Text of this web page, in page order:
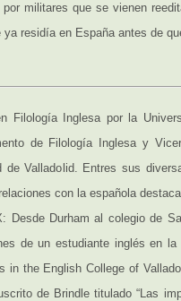
militares que se vienen
residía en España antes de
Filología Inglesa por la
de Filología Inglesa y
de Valladolid. Entres sus
con la española
Desde Durham al colegio de
de un estudiante inglés en
in the English College of
de Brindle titulado “Las